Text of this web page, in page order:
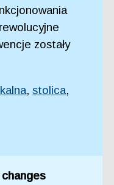
zostały
,stolica,